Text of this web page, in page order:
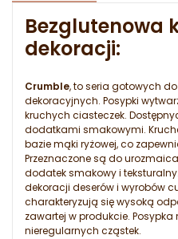
Bezglutenowa
dekoracji:
Crumble, to seria gotowych
dekoracyjnych. Posypki
kruchych ciasteczek.
dodatkami smakowymi.
bazie mąki ryżowej, co
Przeznaczone są do
dodatek smakowy i
dekoracji deserów i wyrobów
charakteryzują się wysoką
zawartej w produkcie.
nieregularnych cząstek.